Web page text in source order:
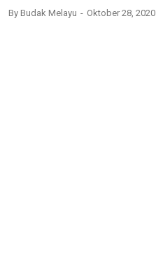
By Budak Melayu Oktober 28, 2020